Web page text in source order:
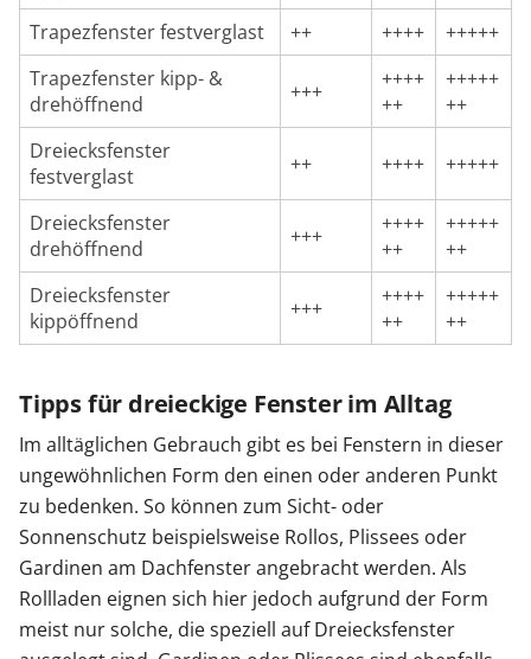
Trapezfenster festverglast ++ ++++
+++++
Trapezfenster kipp- &
drehöffnend
+++
++++
++
+++++
++
Dreiecksfenster
festverglast
++ ++++ +++++
Dreiecksfenster
drehöffnend
+++
++++
++
+++++
++
Dreiecksfenster
kippöffnend
+++
++++
++
+++++
++
Tipps für dreieckige Fenster im Alltag
Im alltäglichen Gebrauch gibt es bei Fenstern in dieser
ungewöhnlichen Form den einen oder anderen Punkt
zu bedenken. So können zum Sicht- oder
Sonnenschutz beispielsweise Rollos, Plissees oder
Gardinen am Dachfenster angebracht werden. Als
Rollladen eignen sich hier jedoch aufgrund der Form
meist nur solche, die speziell auf Dreiecksfenster